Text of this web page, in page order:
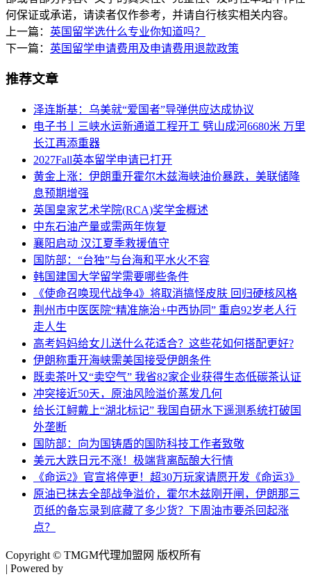
何保证或承诺，请读者仅作参考，并请自行核实相关内容。
上一篇： 英国留学选什么专业你知道吗？
下一篇： 英国留学申请费用及申请费用退款政策
推荐文章
泽连斯基：乌美就“爱国者”导弹供应达成协议
电子书丨三峡水运新通道工程开工 劈山成河6680米 万里
长江再添重器
2027Fall英本留学申请已打开
黄金上涨：伊朗重开霍尔木兹海峡油价暴跌，美联储降
息预期增强
英国皇家艺术学院(RCA)奖学金概述
中东石油产量或需两年恢复
襄阳启动 汉江夏季救援值守
国防部：“台独”与台海和平水火不容
韩国建国大学留学需要哪些条件
《使命召唤现代战争4》将取消搞怪皮肤 回归硬核风格
荆州市中医医院“精准施治+中西协同” 重启92岁老人行
走人生
高考妈妈给女儿送什么花适合？这些花如何搭配更好?
伊朗称重开海峡需美国接受伊朗条件
既卖茶叶又“卖空气” 我省82家企业获得生态低碳茶认证
冲突接近50天，原油风险溢价蒸发几何
给长江鲟戴上“湖北标记” 我国自研水下遥测系统打破国
外垄断
国防部：向为国铸盾的国防科技工作者致敬
美元大跌日元不涨！极端背离酝酿大行情
《命运2》官宣将停更！超30万玩家请愿开发《命运3》
原油已抹去全部战争溢价，霍尔木兹刚开闸，伊朗那三
页纸的备忘录到底藏了多少货？下周油市要杀回起涨
点？
Copyright © TMGM代理加盟网 版权所有
| Powered by